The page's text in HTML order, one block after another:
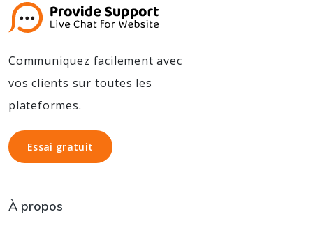
Communiquez facilement avec
vos clients sur toutes les
plateformes.
Essai gratuit
Essai gratuit
À propos